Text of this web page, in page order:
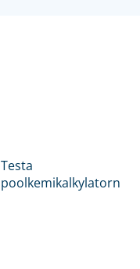
Testa
poolkemikalkylatorn